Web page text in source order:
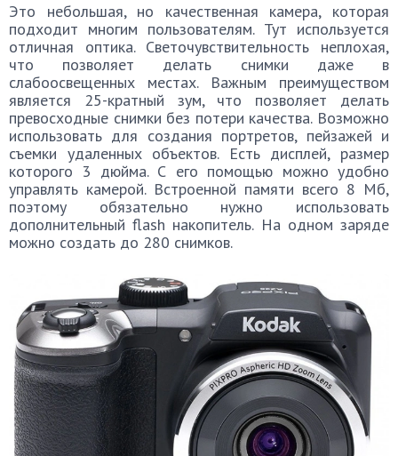
Это небольшая, но качественная камера, которая
подходит многим пользователям. Тут используется
отличная оптика. Светочувствительность неплохая,
что позволяет делать снимки даже в
слабоосвещенных местах. Важным преимуществом
является 25-кратный зум, что позволяет делать
превосходные снимки без потери качества. Возможно
использовать для создания портретов, пейзажей и
съемки удаленных объектов. Есть дисплей, размер
которого 3 дюйма. С его помощью можно удобно
управлять камерой. Встроенной памяти всего 8 Мб,
поэтому обязательно нужно использовать
дополнительный flash накопитель. На одном заряде
можно создать до 280 снимков.